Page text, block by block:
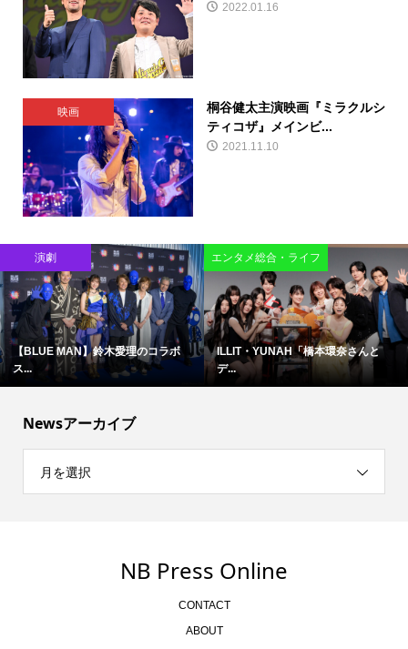
2022.01.16
映画
桐谷健太主演映画『ミラクルシ
ティコザ』メインビ...
2021.11.10
演劇
【BLUE MAN】鈴木愛理のコラボ
ス...
エンタメ総合・ライフ
ILLIT・YUNAH「橋本環奈さんと
デ...
Newsアーカイブ
月を選択
NB Press Online
CONTACT
ABOUT